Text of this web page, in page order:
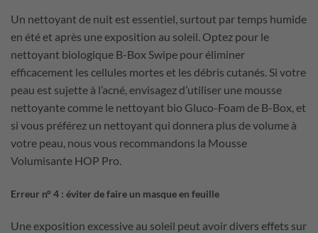
Un nettoyant de nuit est essentiel, surtout par temps humide
en été et après une exposition au soleil. Optez pour le
nettoyant biologique B-Box Swipe pour éliminer
efficacement les cellules mortes et les débris cutanés. Si votre
peau est sujette à l’acné, envisagez d’utiliser une mousse
nettoyante comme le nettoyant bio Gluco-Foam de B-Box, et
si vous préférez un nettoyant qui donnera plus de volume à
votre peau, nous vous recommandons la Mousse
Volumisante HOP Pro.
Erreur n° 4 : éviter de faire un masque en feuille
Une exposition excessive au soleil peut avoir divers effets sur